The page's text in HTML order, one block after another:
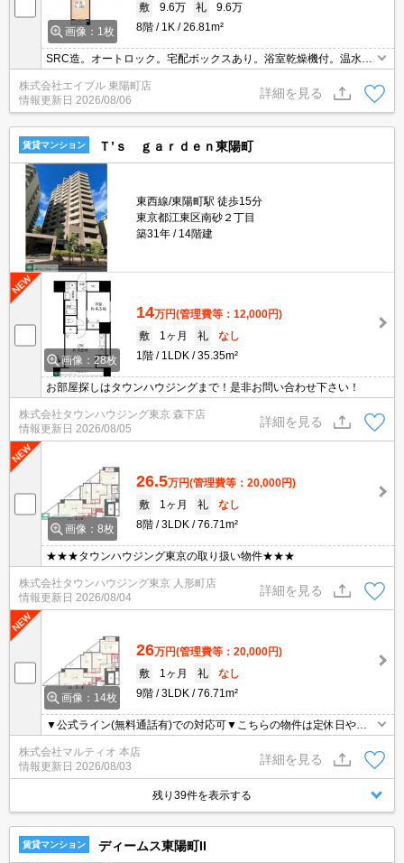
画像：1枚
敷
9.6万 礼
9.6万
8階
1K 26.81m²
SRC造。オートロック。宅配ボックスあり。浴室乾燥機付。温水洗
浄便座付き。室内洗濯機置場。2口ガスコンロ使用可。バルコニ
ー。過ごしやすい生活環境が整っています。買い物便利。
株式会社エイブル 東陽町店
情報更新日 2026/08/06
詳細を見る
賃貸マンション Ｔ’ｓ ｇａｒｄｅｎ東陽町
東西線/東陽町駅 徒歩15分
東京都江東区南砂２丁目
築31年
14階建
画像：28枚
14万円(管理費等：12,000円)
敷
1ヶ月 礼
なし
1階
1LDK 35.35m²
お部屋探しはタウンハウジングまで！是非お問い合わせ下さい！
株式会社タウンハウジング東京 森下店
情報更新日 2026/08/05
詳細を見る
画像：8枚
26.5万円(管理費等：20,000円)
敷
1ヶ月 礼
なし
8階
3LDK 76.71m²
★★★タウンハウジング東京の取り扱い物件★★★
株式会社タウンハウジング東京 人形町店
情報更新日 2026/08/04
詳細を見る
画像：14枚
26万円(管理費等：20,000円)
敷
1ヶ月 礼
なし
9階
3LDK 76.71m²
▼公式ライン(無料通話有)での対応可▼こちらの物件は定休日や営
業時間外も含め、お時間が取りにくい方でも柔軟にご対応させて頂
きます▼オンライン内見・契約等対応可▼現地集合現地解散可▼
株式会社マルティオ 本店
情報更新日 2026/08/03
詳細を見る
残り39件を表示する
賃貸マンション ディームス東陽町II